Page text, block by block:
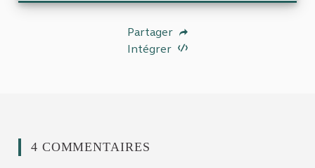
Partager
Intégrer
4 COMMENTAIRES